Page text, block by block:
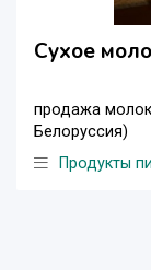
Сухое
продажа
Белоруссия)
Продукты